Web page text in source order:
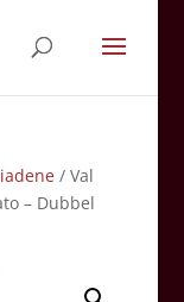
/ Val
– Dubbel